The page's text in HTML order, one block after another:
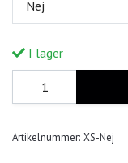
Nej
I lager
Artikelnummer: XS-Nej